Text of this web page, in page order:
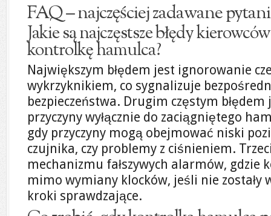
FAQ – najczęściej zadawane
Jakie są najczęstsze błędy
kontrolkę hamulca?
Największym błędem jest ignorowanie
wykrzyknikiem, co sygnalizuje
bezpieczeństwa. Drugim częstym błędem
przyczyny wyłącznie do zaciągniętego
gdy przyczyny mogą obejmować niski
czujnika, czy problemy z ciśnieniem.
mechanizmu fałszywych alarmów, gdzie
mimo wymiany klocków, jeśli nie zostały
kroki sprawdzające.